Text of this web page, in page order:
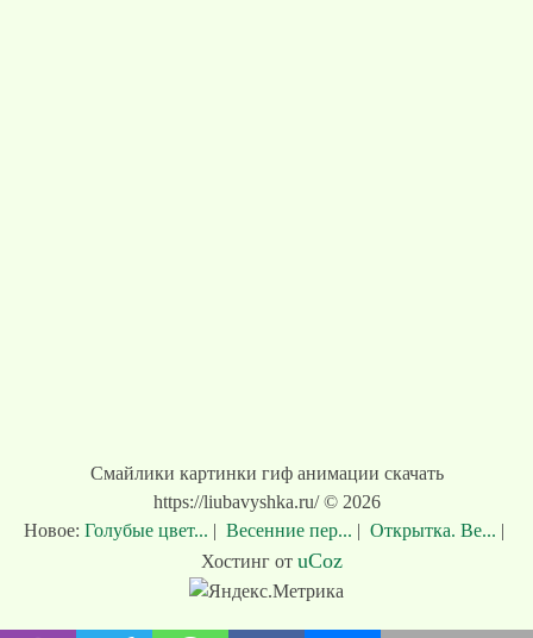
Смайлики картинки гиф анимации скачать
https://liubavyshka.ru/ © 2026
Новое: Голубые цвет... | Весенние пер... | Открытка. Ве... |
Хостинг от uCoz